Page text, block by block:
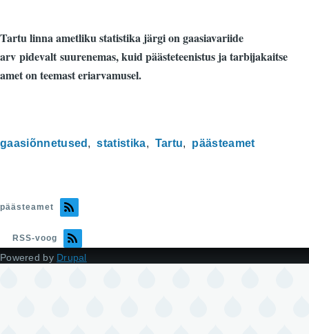
Tartu linna ametliku statistika järgi on gaasiavariide
arv pidevalt suurenemas, kuid päästeteenistus ja tarbijakaitse
amet on teemast eriarvamusel.
gaasiõnnetused statistika Tartu päästeamet
päästeamet
RSS-voog
Powered by Drupal